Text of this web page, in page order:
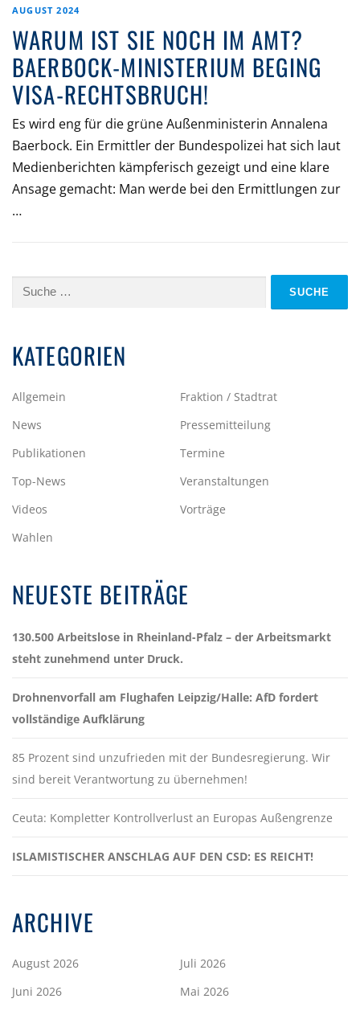
AUGUST 2024
WARUM IST SIE NOCH IM AMT?
BAERBOCK-MINISTERIUM BEGING
VISA-RECHTSBRUCH!
Es wird eng für die grüne Außenministerin Annalena
Baerbock. Ein Ermittler der Bundespolizei hat sich laut
Medienberichten kämpferisch gezeigt und eine klare
Ansage gemacht: Man werde bei den Ermittlungen zur
…
Suche
KATEGORIEN
Allgemein
Fraktion / Stadtrat
News
Pressemitteilung
Publikationen
Termine
Top-News
Veranstaltungen
Videos
Vorträge
Wahlen
NEUESTE BEITRÄGE
130.500 Arbeitslose in Rheinland-Pfalz – der Arbeitsmarkt
steht zunehmend unter Druck.
Drohnenvorfall am Flughafen Leipzig/Halle: AfD fordert
vollständige Aufklärung
85 Prozent sind unzufrieden mit der Bundesregierung. Wir
sind bereit Verantwortung zu übernehmen!
Ceuta: Kompletter Kontrollverlust an Europas Außengrenze
ISLAMISTISCHER ANSCHLAG AUF DEN CSD: ES REICHT!
ARCHIVE
August 2026
Juli 2026
Juni 2026
Mai 2026